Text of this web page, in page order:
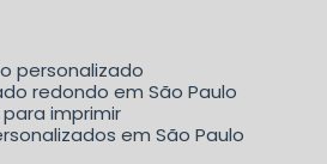
personalizado
redondo em São Paulo
para imprimir
em São Paulo